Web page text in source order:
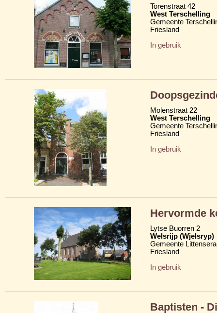
Torenstraat 42
West Terschelling
Gemeente
Friesland
In gebruik
Molenstraat 22
West Terschelling
Gemeente
Friesland
In gebruik
Hervormde
Lytse Buorren 2
Welsrijp (Wjelsryp)
Gemeente
Friesland
In gebruik
Baptisten -